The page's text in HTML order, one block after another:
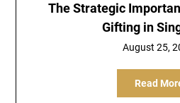
The Strategic
Gifting in
August 25,
Read